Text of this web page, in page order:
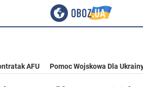
AFU Pomoc Wojskowa Dla